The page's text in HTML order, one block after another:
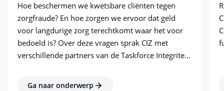
Hoe beschermen we kwetsbare cliënten tegen
zorgfraude? En hoe zorgen we ervoor dat geld
voor langdurige zorg terechtkomt waar het voor
bedoeld is? Over deze vragen sprak CIZ met
verschillende partners van de Taskforce Integriteit
Kamerlid Corrie van Brenk van 50PLUS.
Ga naar onderwerp